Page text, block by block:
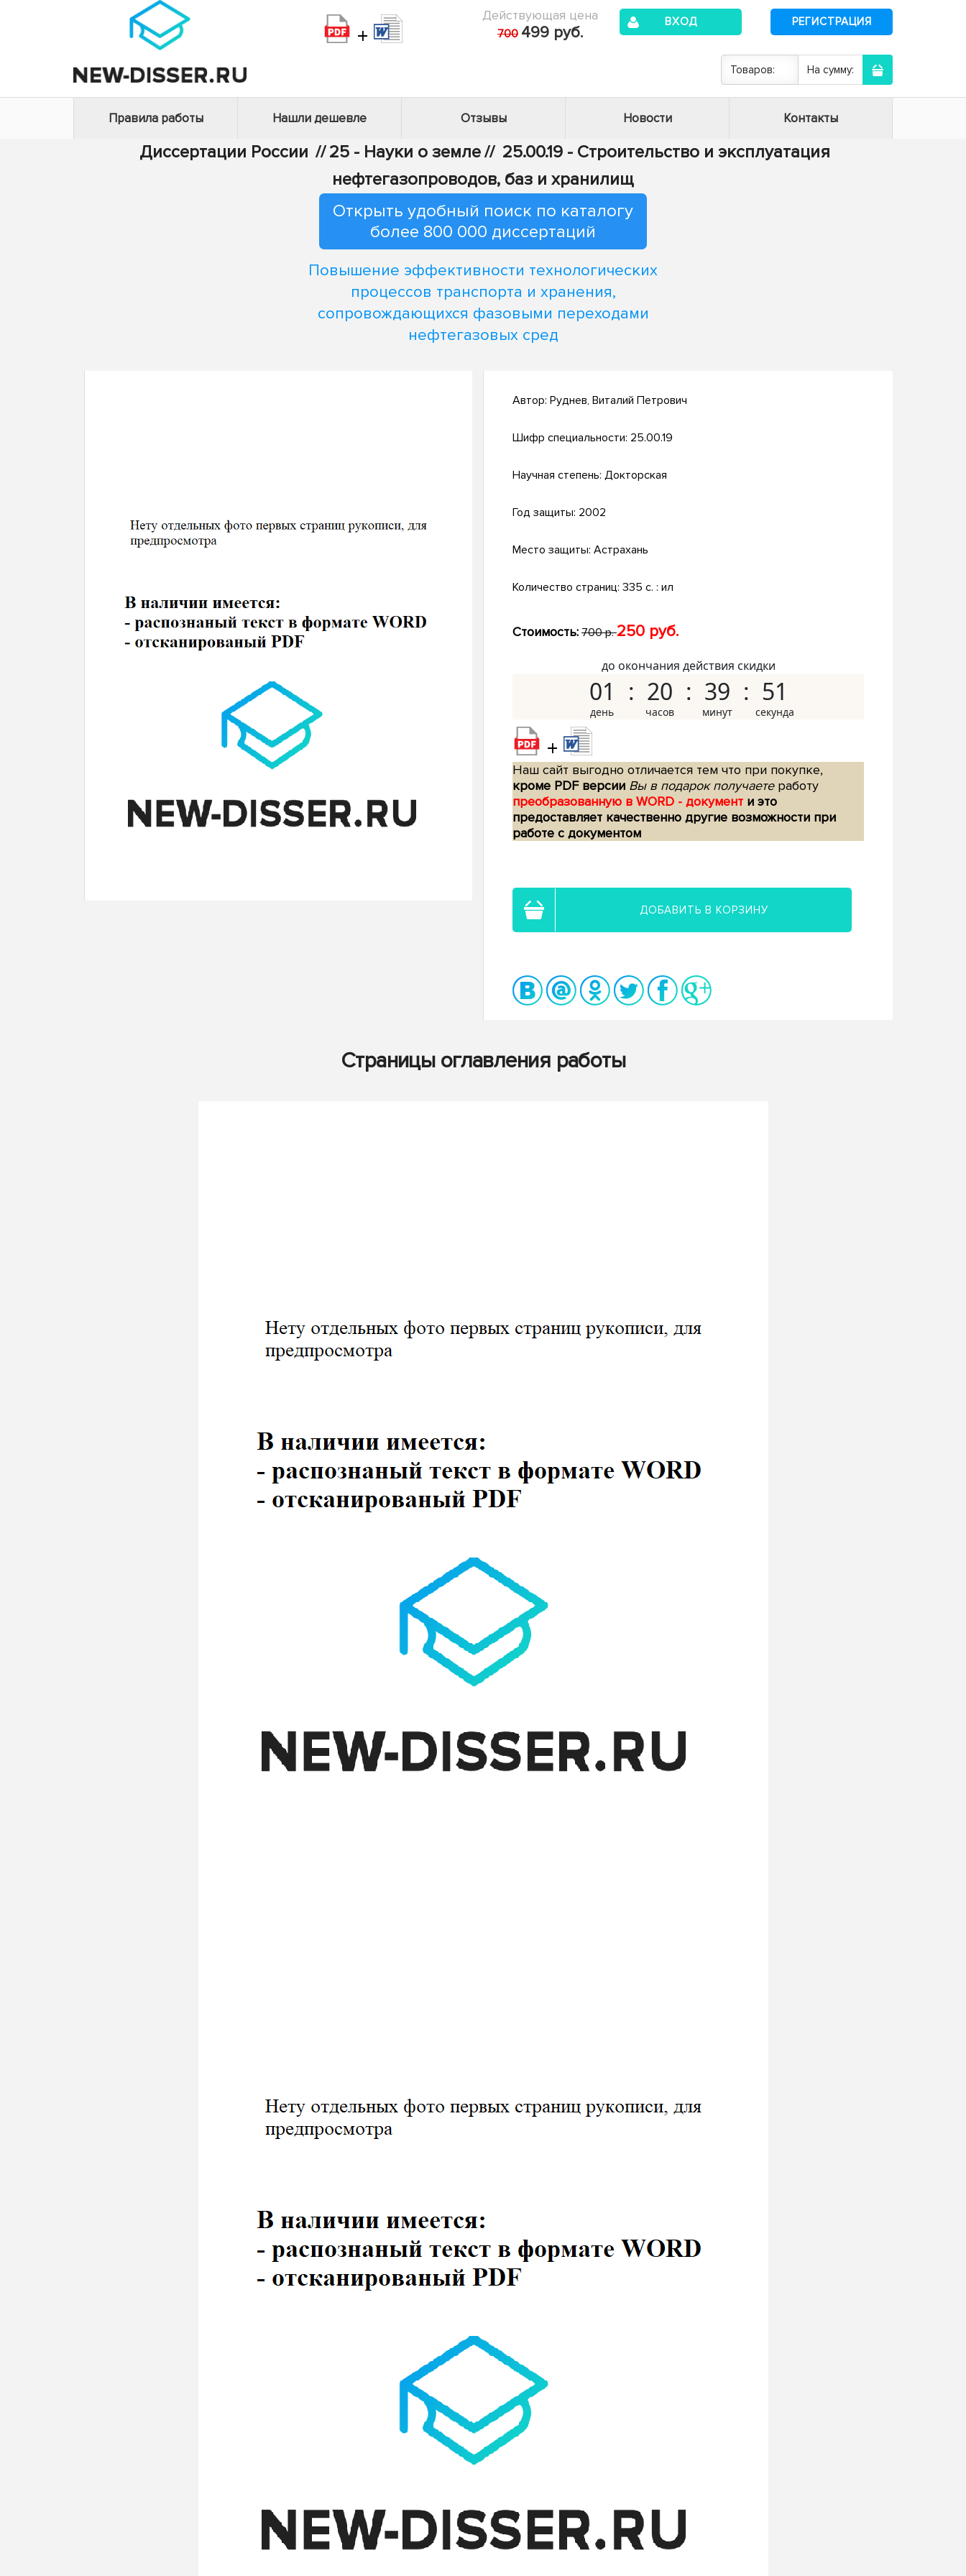
+
Действующая цена
700 499 руб.
ВХОД РЕГИСТРАЦИЯ
Товаров: На сумму:
Правила работы Нашли дешевле Отзывы Новости Контакты
Диссертации России // 25 - Науки о земле// 25.00.19 - Строительство и эксплуатация
нефтегазопроводов, баз и хранилищ
Открыть удобный поиск по каталогу
более 800 000 диссертаций
Повышение эффективности технологических
процессов транспорта и хранения,
сопровождающихся фазовыми переходами
нефтегазовых сред
Автор: Руднев, Виталий Петрович
Шифр специальности: 25.00.19
Научная степень: Докторская
Год защиты: 2002
Место защиты: Астрахань
Количество страниц: 335 с. : ил
Стоимость: 700 р.250 руб.
до окончания действия скидки
01 20 39 50
+
Наш сайт выгодно отличается тем что при покупке,
кроме PDF версии Вы в подарок получаетеработу
преобразованную в WORD - документ и это
предоставляет качественно другие возможности при
работе с документом
ДОБАВИТЬ В КОРЗИНУ
Страницы оглавления работы